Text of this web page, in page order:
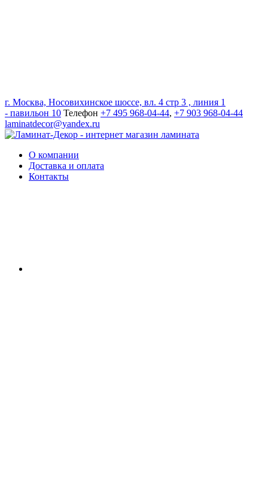
г. Москва, Носовихинское шоссе, вл. 4 стр 3 , линия 1
- павильон 10 Телефон +7 495 968-04-44, +7 903 968-04-44
laminatdecor@yandex.ru
О компании
Доставка и оплата
Контакты